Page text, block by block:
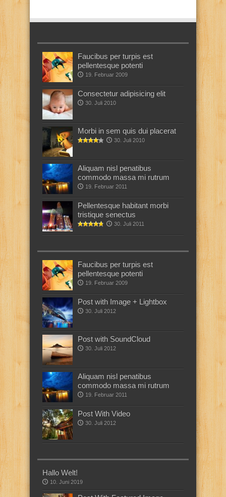
Faucibus per turpis est
pellentesque potenti
19. Februar 2009
Consectetur adipisicing elit
30. Juli 2010
Morbi in sem quis dui placerat
30. Juli 2010
Aliquam nisl penatibus
commodo massa mi rutrum
19. Februar 2011
Pellentesque habitant morbi
tristique senectus
30. Juli 2011
Faucibus per turpis est
pellentesque potenti
19. Februar 2009
Post with Image + Lightbox
30. Juli 2012
Post with SoundCloud
30. Juli 2012
Aliquam nisl penatibus
commodo massa mi rutrum
19. Februar 2011
Post With Video
30. Juli 2012
Hallo Welt!
10. Juni 2019